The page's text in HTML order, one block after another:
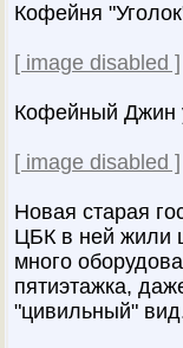
Кофейня
[ image disabled ]
Кофейный Джин
[ image disabled ]
Новая старая
ЦБК в ней жили
много
пятиэтажка,
"цивильный"